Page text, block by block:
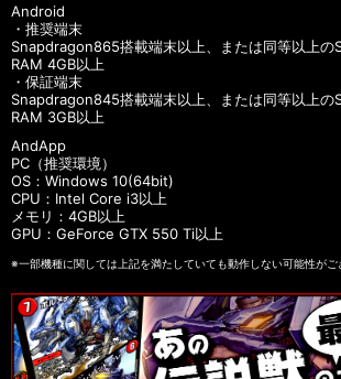
Android
・推奨端末
Snapdragon865搭載端末以上、または同等以上の
RAM 4GB以上
・保証端末
Snapdragon845搭載端末以上、または同等以上の
RAM 3GB以上
AndApp
PC（推奨環境）
OS：Windows 10(64bit)
CPU：Intel Core i3以上
メモリ：4GB以上
GPU：GeForce GTX 550 Ti以上
※一部機種に関しては上記を満たしていても動作しない可能性がご